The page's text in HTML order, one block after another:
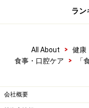
（食べ物、飲み物
には飲み込めないは
の蓋がしっかり閉じ
ん）」
ラン
All About > 健康
食事・口腔ケア
> 「
会社概要